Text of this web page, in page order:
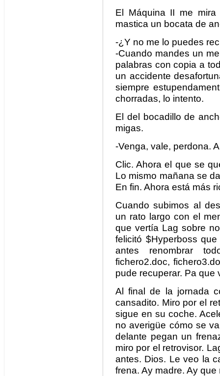
El Máquina II me
mastica un bocata de
-¿Y no me lo puedes
-Cuando mandes un
palabras con copia a
un accidente
siempre
chorradas, lo intento.
El del bocadillo de
migas.
-Venga, vale, perdona.
Clic. Ahora el que se
Lo mismo mañana se
En fin. Ahora está más
Cuando subimos al
un rato largo con el
que vertía Lag sobre
felicitó $Hyperboss
antes renombrar
fichero2.doc,
pude recuperar. Pa que
Al final de la jornada
cansadito. Miro por el
sigue en su coche.
no averigüe cómo se
delante pegan un
miro por el retrovisor.
antes. Dios. Le veo la
frena. Ay madre. Ay que